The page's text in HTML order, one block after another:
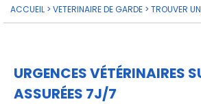
ACCUEIL > VETERINAIRE DE GARDE > TROUVER
URGENCES VÉTÉRINAIRES
ASSURÉES 7J/7